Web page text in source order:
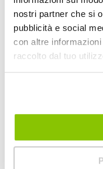
nostri partner che si
pubblicità e social
con altre
raccolto dal tuo
Stivale touring
Nero
2
Prezzo